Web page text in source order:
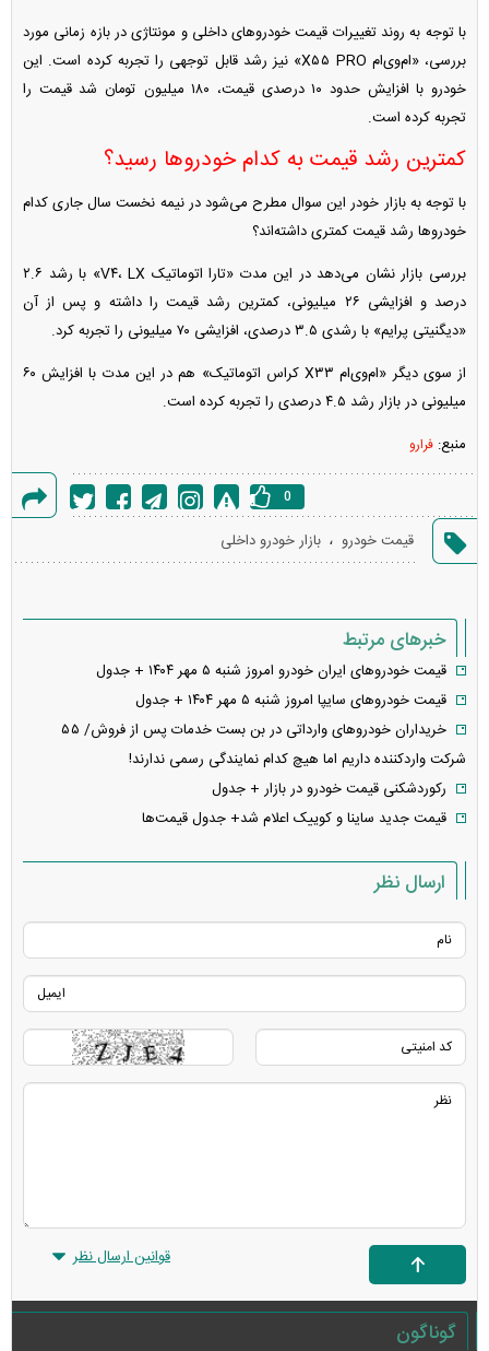
با توجه به روند تغییرات قیمت خودرو‌های داخلی و مونتاژی در بازه زمانی مورد
بررسی، «ام‌وی‌ام X۵۵ PRO» نیز رشد قابل توجهی را تجربه کرده است. این
خودرو با افزایش حدود ۱۰ درصدی قیمت، ۱۸۰ میلیون تومان شد قیمت را
تجربه کرده است.
کمترین رشد قیمت به کدام خودرو‌ها رسید؟
با توجه به بازار خودر این سوال مطرح می‌شود در نیمه نخست سال جاری کدام
خودرو‌ها رشد قیمت کمتری داشته‌اند؟
بررسی بازار نشان می‌دهد در این مدت «تارا اتوماتیک V۴، LX» با رشد ۲.۶
درصد و افزایشی ۲۶ میلیونی، کمترین رشد قیمت را داشته و پس از آن
«دیگنیتی پرایم» با رشدی ۳.۵ درصدی، افزایشی ۷۰ میلیونی را تجربه کرد.
از سوی دیگر «ام‌وی‌ام X۳۳ کراس اتوماتیک» هم در این مدت با افزایش ۶۰
میلیونی در بازار رشد ۴.۵ درصدی را تجربه کرده است.
منبع: فرارو
گزارش
خطا
0
قیمت خودرو ، بازار خودرو داخلی
خبرهای مرتبط
قیمت خودرو‌های ایران خودرو امروز شنبه ۵ مهر ۱۴۰۴ + جدول
قیمت خودرو‌های سایپا امروز شنبه ۵ مهر ۱۴۰۴ + جدول
خریداران خودرو‌های وارداتی در بن بست خدمات پس از فروش/ ۵۵
شرکت واردکننده داریم اما هیچ کدام نمایندگی رسمی ندارند!
رکوردشکنی قیمت خودرو در بازار + جدول
قیمت جدید ساینا و کوییک اعلام شد+ جدول قیمت‌ها
ارسال نظر
قوانین ارسال نظر
گوناگون